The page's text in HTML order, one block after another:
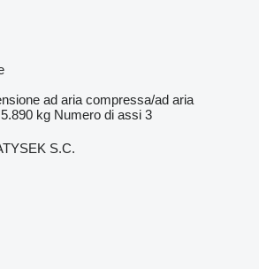
ad aria compressa/ad aria
5.890 kg Numero di assi 3
S.C.